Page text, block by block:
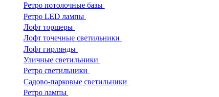
Ретро потолочные базы
Ретро LED лампы
Лофт торшеры
Лофт точечные светильники
Лофт гирлянды
Уличные светильники
Ретро светильники
Садово-парковые светильники
Ретро лампы